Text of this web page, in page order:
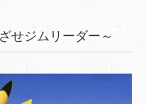
せジムリーダー～